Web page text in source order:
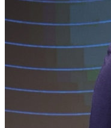
Internacional